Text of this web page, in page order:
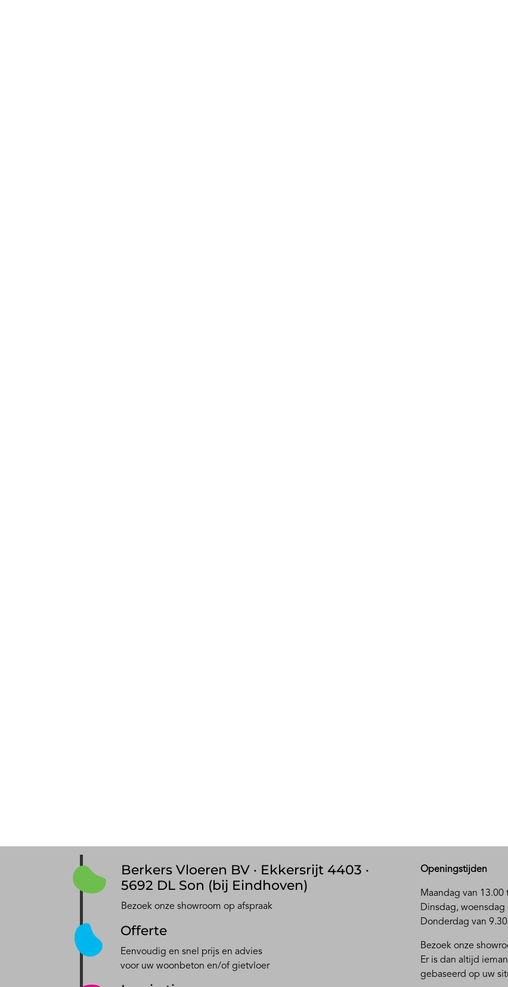
Berkers Vloeren BV · Ekkersrijt 4403 ·
5692 DL Son (bij Eindhoven)
Bezoek onze showroom op afspraak
Offerte
Eenvoudig en snel prijs en advies
voor uw woonbeton en/of gietvloer
Openingstijden
Maandag van 13.00
Dinsdag,
Donderdag van
Bezoek onze
Er is dan altijd
gebaseerd op uw